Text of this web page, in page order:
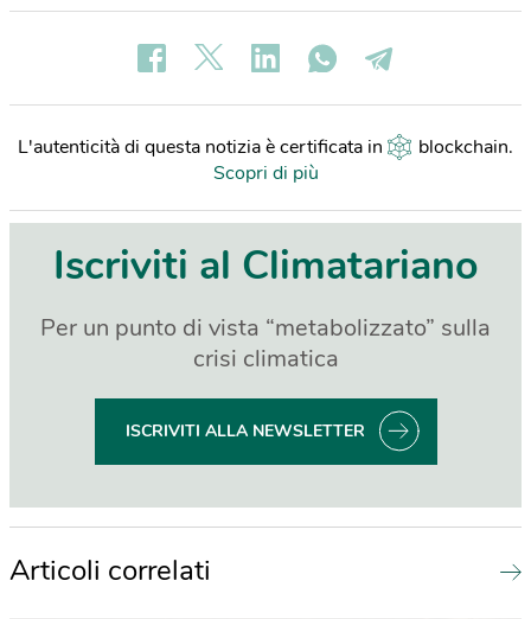
L'autenticità di questa notizia è certificata in blockchain.
Scopri di più
Iscriviti al Climatariano
Per un punto di vista “metabolizzato” sulla
crisi climatica
ISCRIVITI ALLA NEWSLETTER
Articoli correlati